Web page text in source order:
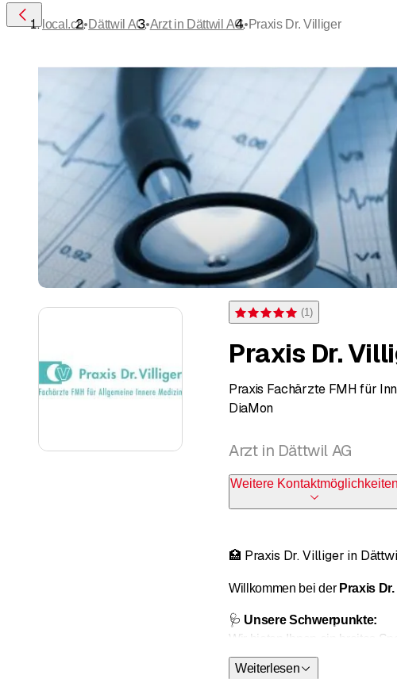
Bewertung 5 von 5 Sternen bei
(1)
Praxis Dr.
Praxis Fachärzte FMH für
DiaMon
Arzt in Dättwil AG
Weitere Kontaktmöglichkeiten
🏥 Praxis Dr. Villiger in
Willkommen bei der Praxis
🩺 Unsere Schwerpunkte:
Wir bieten Ihnen ein breites
Ihnen mit Kompetenz und
Weiterlesen
local.ch•Dättwil AG•Arzt in Dättwil AG•Praxis Dr. Villiger